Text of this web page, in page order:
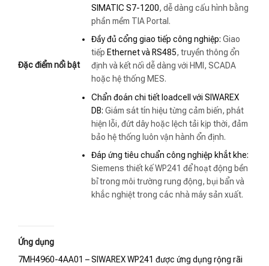
Đặc điểm nổi bật
SIMATIC S7-1200, dễ dàng cấu hình bằng
phần mềm TIA Portal.
Đầy đủ cổng giao tiếp công nghiệp: Giao
tiếp Ethernet và RS485, truyền thông ổn
định và kết nối dễ dàng với HMI, SCADA
hoặc hệ thống MES.
Chẩn đoán chi tiết loadcell với SIWAREX
DB: Giám sát tín hiệu từng cảm biến, phát
hiện lỗi, đứt dây hoặc lệch tải kịp thời, đảm
bảo hệ thống luôn vận hành ổn định.
Đáp ứng tiêu chuẩn công nghiệp khắt khe:
Siemens thiết kế WP241 để hoạt động bền
bỉ trong môi trường rung động, bụi bẩn và
khắc nghiệt trong các nhà máy sản xuất.
Ứng dụng
7MH4960-4AA01 – SIWAREX WP241 được ứng dụng rộng rãi